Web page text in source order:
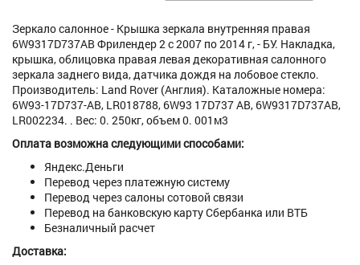
Зеркало салонное - Крышка зеркала внутренняя правая
6W9317D737AB Фрилендер 2 с 2007 по 2014 г, - БУ. Накладка,
крышка, облицовка правая левая декоративная салонного
зеркала заднего вида, датчика дождя на лобовое стекло.
Производитель: Land Rover (Англия). Каталожные номера:
6W93-17D737-AB, LR018788, 6W93 17D737 AB, 6W9317D737AB,
LR002234. . Вес: 0. 250кг, объем 0. 001м3
Оплата возможна следующими способами:
Яндекс.Деньги
Перевод через платежную систему
Перевод через салоны сотовой связи
Перевод на банковскую карту Сбербанка или ВТБ
Безналичный расчет
Доставка: